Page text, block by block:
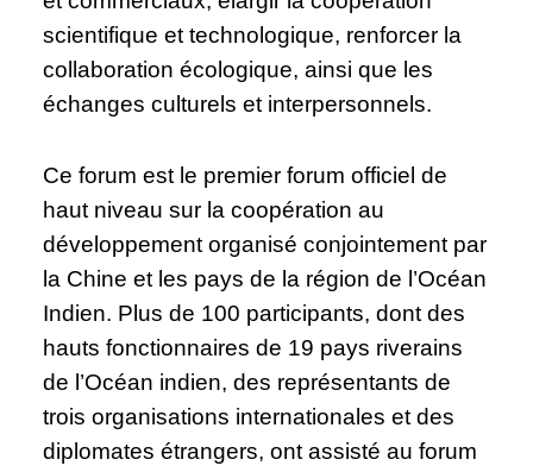
scientifique et technologique, renforcer la
collaboration écologique, ainsi que les
échanges culturels et interpersonnels.
Ce forum est le premier forum officiel de
haut niveau sur la coopération au
développement organisé conjointement par
la Chine et les pays de la région de l’Océan
Indien. Plus de 100 participants, dont des
hauts fonctionnaires de 19 pays riverains
de l’Océan indien, des représentants de
trois organisations internationales et des
diplomates étrangers, ont assisté au forum